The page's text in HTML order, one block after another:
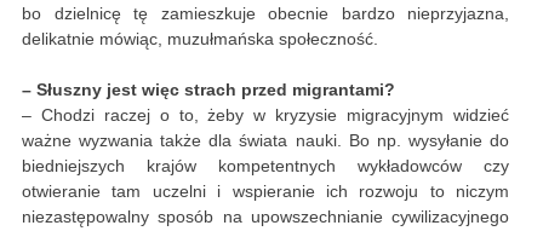
bo dzielnicę tę zamieszkuje obecnie bardzo nieprzyjazna,
delikatnie mówiąc, muzułmańska społeczność.
– Słuszny jest więc strach przed migrantami?
– Chodzi raczej o to, żeby w kryzysie migracyjnym widzieć
ważne wyzwania także dla świata nauki. Bo np. wysyłanie do
biedniejszych krajów kompetentnych wykładowców czy
otwieranie tam uczelni i wspieranie ich rozwoju to niczym
niezastępowalny sposób na upowszechnianie cywilizacyjnego